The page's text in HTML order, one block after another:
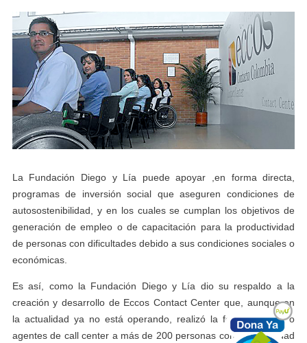
La Fundación Diego y Lía puede apoyar ,en forma directa,
programas de inversión social que aseguren condiciones de
autosostenibilidad, y en los cuales se cumplan los objetivos de
generación de empleo o de capacitación para la productividad
de personas con dificultades debido a sus condiciones sociales o
económicas.
Es así, como la Fundación Diego y Lía dio su respaldo a la
creación y desarrollo de Eccos Contact Center que, aunque en
la actualidad ya no está operando, realizó la formación como
agentes de call center a más de 200 personas con discapacidad